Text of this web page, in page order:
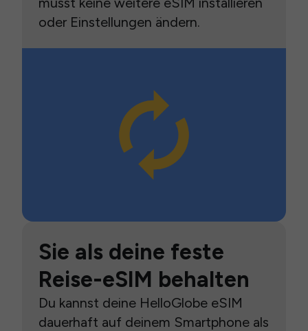
oder Einstellungen ändern.
Sie als deine feste
Reise-eSIM behalten
Du kannst deine HelloGlobe eSIM
dauerhaft auf deinem Smartphone als